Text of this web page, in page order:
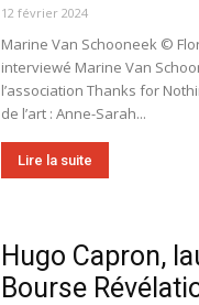
12 février 2024
Marine Van Schooneek ©
interviewé Marine Van
l’association Thanks for
de l’art : Anne-Sarah...
Lire la suite
Hugo Capron,
Bourse